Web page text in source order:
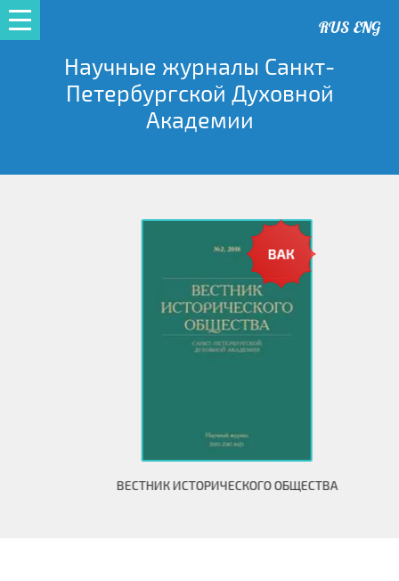
RUS ENG
Научные журналы Санкт-
Петербургской Духовной
Академии
ВЕСТНИК ИСТОРИЧЕСКОГО ОБЩЕСТВА